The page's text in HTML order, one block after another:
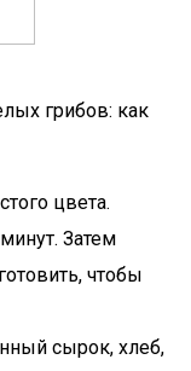
грибов: как
цвета.
Затем
чтобы
сырок, хлеб,